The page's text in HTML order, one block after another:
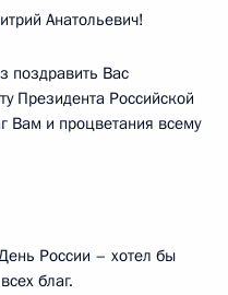
Анатольевич!
поздравить Вас
Президента Российской
Вам и процветания всему
России – хотел бы
благ.